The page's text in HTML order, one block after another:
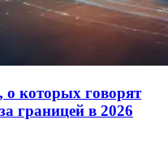
которых говорят
границей в 2026